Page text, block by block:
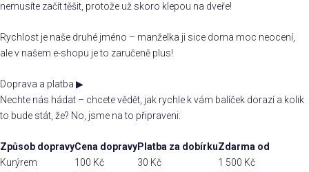
nemusíte začít těšit, protože už skoro klepou na dveře!
Rychlost je naše druhé jméno – manželka ji sice doma moc neocení,
ale v našem e-shopu je to zaručeně plus!
Doprava a platba ▶
Nechte nás hádat – chcete vědět, jak rychle k vám balíček dorazí a kolik
to bude stát, že? No, jsme na to připraveni:
Způsob dopravyCena dopravyPlatba za dobírkuZdarma od
Kurýrem
100 Kč 30 Kč
1 500 Kč